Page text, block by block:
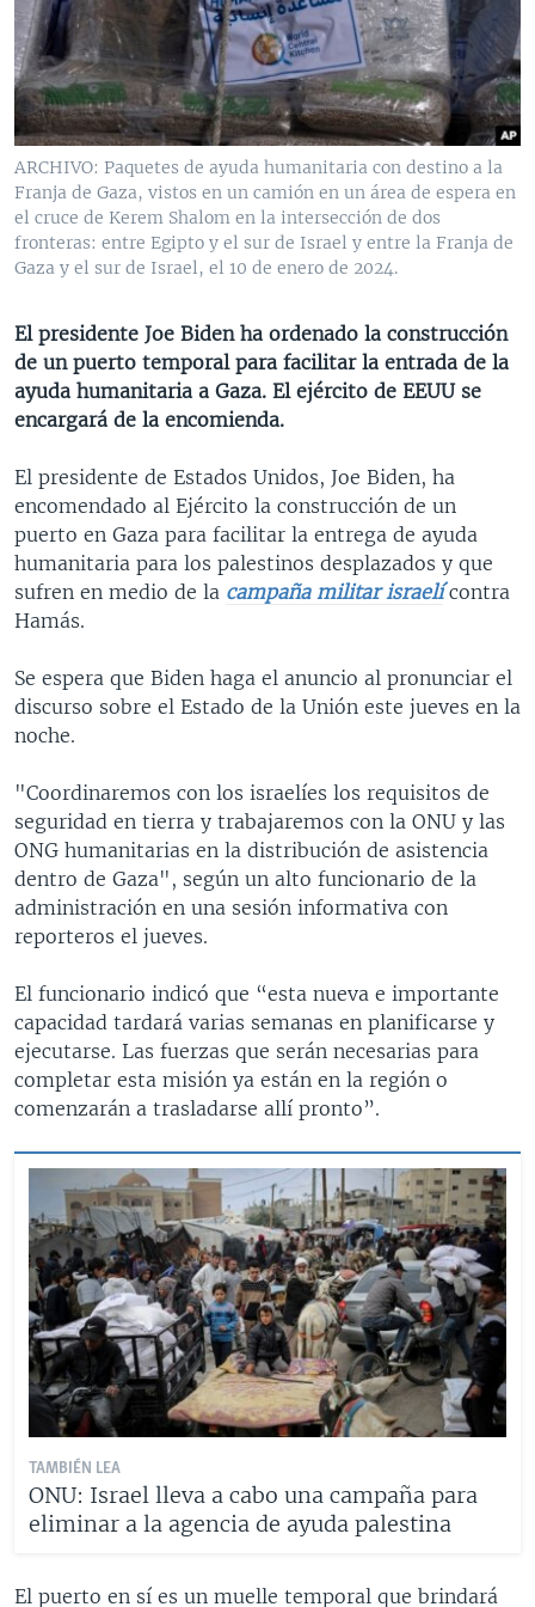
VENEZUELA
BRASIL
NICARAGUA
ECONOMÍA
ENTRETENIMIENTO Y CULTURA
TECNOLOGÍA
DEPORTES
CIENCIA Y SALUD
MULTIMEDIA
VIDEOS
FOTOGRAFÍA
AUDIOS
PROGRAMAS TV
EL MUNDO AL DÍA
FORO INTERAMERICANO
VISIÓN 360
LAS CLAVES
PANORAMA
RADIO
AVANCE INFORMATIVO
AUDIONOTICIAS
BUENOS DÍAS AMÉRICA
ESTADOS UNIDOS AL DÍA
EL MUNDO AL DÍA [RADIO]
FORO [RADIO]
DEPORTIVO INTERNACIONAL
ENTRETENIMIENTO
DIRECT
DOCUMENTALES DE LA VOA
Learning English
SÍGANOS
Idiomas
ARCHIVO: Paquetes de ayuda humanitaria con destino a la
Franja de Gaza, vistos en un camión en un área de espera en
el cruce de Kerem Shalom en la intersección de dos
fronteras: entre Egipto y el sur de Israel y entre la Franja de
Gaza y el sur de Israel, el 10 de enero de 2024.
El presidente Joe Biden ha ordenado la construcción
de un puerto temporal para facilitar la entrada de la
ayuda humanitaria a Gaza. El ejército de EEUU se
encargará de la encomienda.
El presidente de Estados Unidos, Joe Biden, ha
encomendado al Ejército la construcción de un
puerto en Gaza para facilitar la entrega de ayuda
humanitaria para los palestinos desplazados y que
sufren en medio de la campaña militar israelícontra
Hamás.
Se espera que Biden haga el anuncio al pronunciar el
discurso sobre el Estado de la Unión este jueves en la
noche.
"Coordinaremos con los israelíes los requisitos de
seguridad en tierra y trabajaremos con la ONU y las
ONG humanitarias en la distribución de asistencia
dentro de Gaza", según un alto funcionario de la
administración en una sesión informativa con
reporteros el jueves.
El funcionario indicó que “esta nueva e importante
capacidad tardará varias semanas en planificarse y
ejecutarse. Las fuerzas que serán necesarias para
completar esta misión ya están en la región o
comenzarán a trasladarse allí pronto”.
TAMBIÉN LEA
ONU: Israel lleva a cabo una campaña para
eliminar a la agencia de ayuda palestina
El puerto en sí es un muelle temporal que brindará